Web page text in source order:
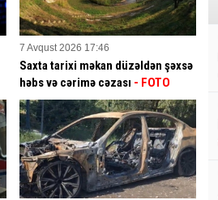
7 Avqust 2026 17:46
Saxta tarixi məkan düzəldən şəxsə
həbs və cərimə cəzası - FOTO